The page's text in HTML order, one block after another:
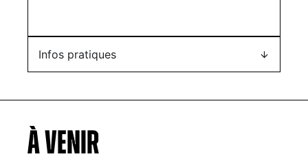
Infos pratiques
À VENIR